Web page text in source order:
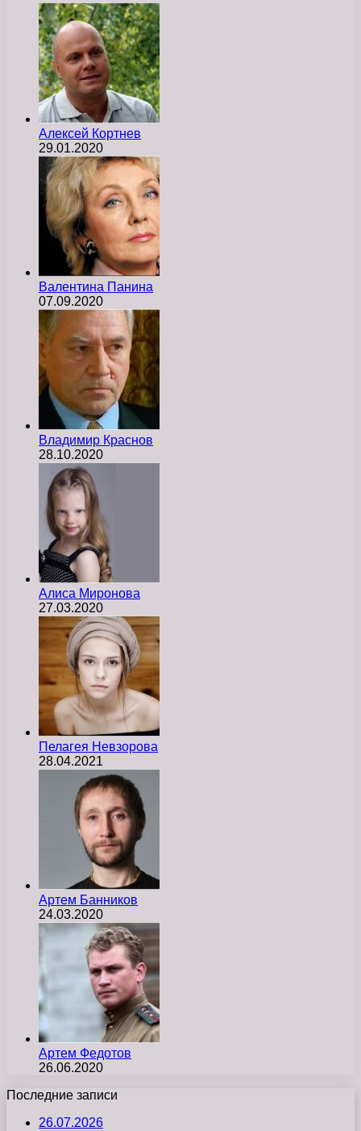
Алексей Кортнев
29.01.2020
Валентина Панина
07.09.2020
Владимир Краснов
28.10.2020
Алиса Миронова
27.03.2020
Пелагея Невзорова
28.04.2021
Артем Банников
24.03.2020
Артем Федотов
26.06.2020
Последние записи
26.07.2026